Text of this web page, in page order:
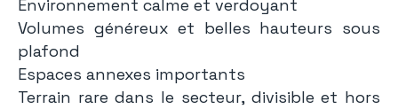
Environnement calme et verdoyant
Volumes généreux et belles hauteurs sous
plafond
Espaces annexes importants
Terrain rare dans le secteur, divisible et hors